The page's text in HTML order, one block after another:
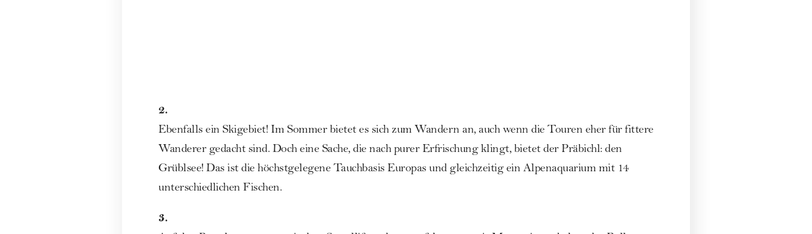
2.
Ebenfalls ein Skigebiet! Im Sommer bietet es sich zum Wandern an, auch wenn die Touren eher für fittere
Wanderer gedacht sind. Doch eine Sache, die nach purer Erfrischung klingt, bietet der Präbichl: den
Grüblsee! Das ist die höchstgelegene Tauchbasis Europas und gleichzeitig ein Alpenaquarium mit 14
unterschiedlichen Fischen.
3.